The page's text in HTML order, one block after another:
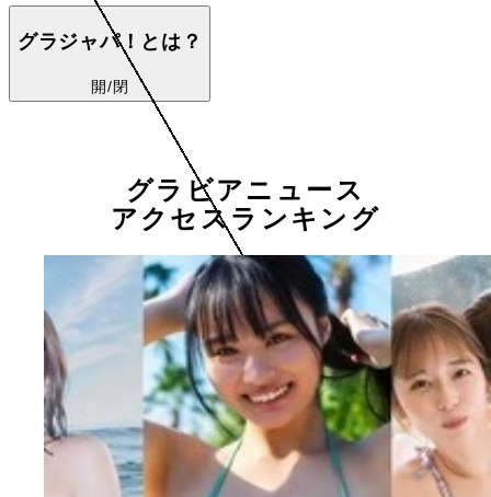
グラジャパ！とは？
開/閉
グラビアニュース
アクセスランキング